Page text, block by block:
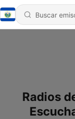
Radios